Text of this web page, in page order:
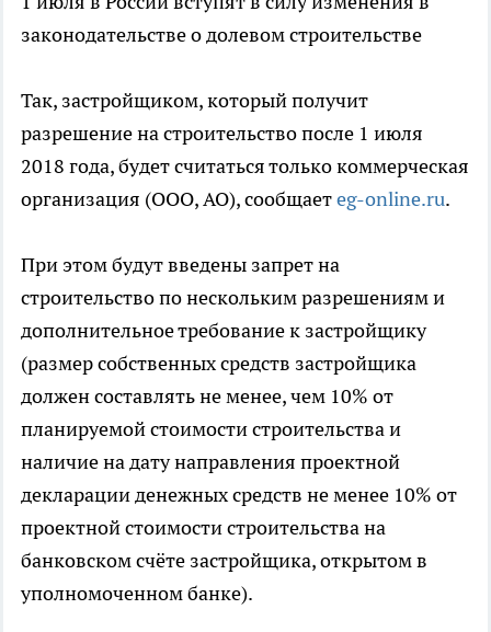
законодательстве о долевом строительстве
Так, застройщиком, который получит
разрешение на строительство после 1 июля
2018 года, будет считаться только коммерческая
организация (ООО, АО), сообщаетeg-online.ru.
При этом будут введены запрет на
строительство по нескольким разрешениям и
дополнительное требование к застройщику
(размер собственных средств застройщика
должен составлять не менее, чем 10% от
планируемой стоимости строительства и
наличие на дату направления проектной
декларации денежных средств не менее 10% от
проектной стоимости строительства на
банковском счёте застройщика, открытом в
уполномоченном банке).